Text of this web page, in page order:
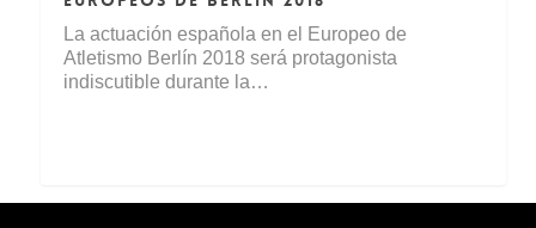
La actuación española en el Europeo de
Atletismo Berlín 2018 será protagonista
indiscutible durante la…